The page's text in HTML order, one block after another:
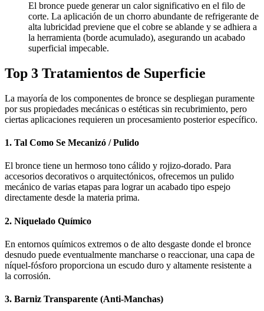
El bronce puede generar un calor significativo en el filo de
corte. La aplicación de un chorro abundante de refrigerante de
alta lubricidad previene que el cobre se ablande y se adhiera a
la herramienta (borde acumulado), asegurando un acabado
superficial impecable.
Top 3 Tratamientos de Superficie
La mayoría de los componentes de bronce se despliegan puramente
por sus propiedades mecánicas o estéticas sin recubrimiento, pero
ciertas aplicaciones requieren un procesamiento posterior específico.
1. Tal Como Se Mecanizó / Pulido
El bronce tiene un hermoso tono cálido y rojizo-dorado. Para
accesorios decorativos o arquitectónicos, ofrecemos un pulido
mecánico de varias etapas para lograr un acabado tipo espejo
directamente desde la materia prima.
2. Niquelado Químico
En entornos químicos extremos o de alto desgaste donde el bronce
desnudo puede eventualmente mancharse o reaccionar, una capa de
níquel-fósforo proporciona un escudo duro y altamente resistente a
la corrosión.
3. Barniz Transparente (Anti-Manchas)